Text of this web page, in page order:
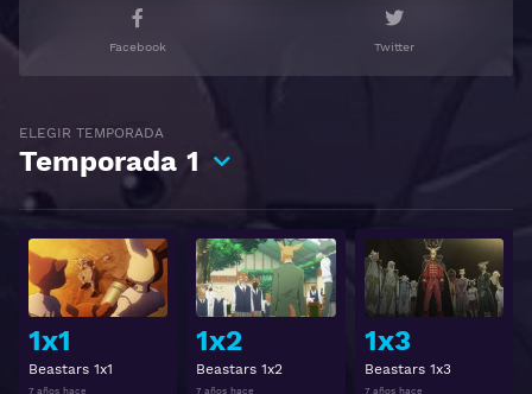
Facebook Twitter
ELEGIR TEMPORADA
Temporada 1
1x1
Beastars 1x1
7 años hace
Ver
1x2
Beastars 1x2
7 años hace
Ver
1x3
Beastars 1x3
7 años hace